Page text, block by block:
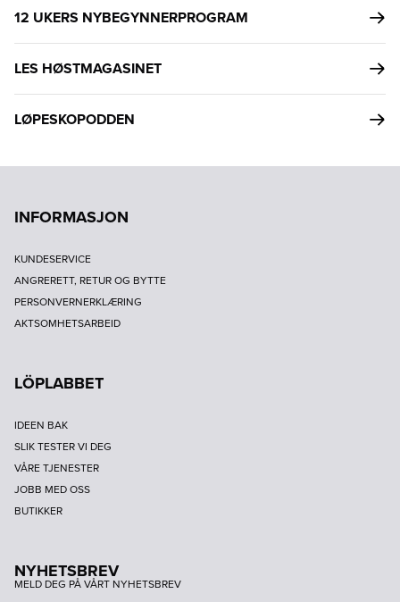
12 UKERS NYBEGYNNERPROGRAM
LES HØSTMAGASINET
LØPESKOPODDEN
INFORMASJON
KUNDESERVICE
ANGRERETT, RETUR OG BYTTE
PERSONVERNERKLÆRING
AKTSOMHETSARBEID
LÖPLABBET
IDEEN BAK
SLIK TESTER VI DEG
VÅRE TJENESTER
JOBB MED OSS
BUTIKKER
NYHETSBREV
MELD DEG PÅ VÅRT NYHETSBREV